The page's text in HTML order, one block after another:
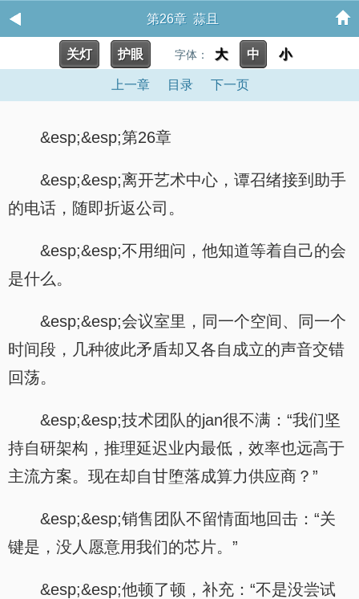
第26章 蒜且
关灯 护眼 字体： 大 中 小
上一章 目录 下一页
&esp;&esp;第26章
&esp;&esp;离开艺术中心，谭召绪接到助手
的电话，随即折返公司。
&esp;&esp;不用细问，他知道等着自己的会
是什么。
&esp;&esp;会议室里，同一个空间、同一个
时间段，几种彼此矛盾却又各自成立的声音交错
回荡。
&esp;&esp;技术团队的jan很不满：“我们坚
持自研架构，推理延迟业内最低，效率也远高于
主流方案。现在却自甘堕落成算力供应商？”
&esp;&esp;销售团队不留情面地回击：“关
键是，没人愿意用我们的芯片。”
&esp;&esp;他顿了顿，补充：“不是没尝试